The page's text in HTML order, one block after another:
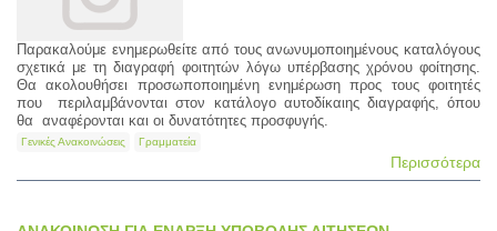
Παρακαλούμε ενημερωθείτε από τους ανωνυμοποιημένους καταλόγους
σχετικά με τη διαγραφή φοιτητών λόγω υπέρβασης χρόνου φοίτησης.
Θα ακολουθήσει προσωποποιημένη ενημέρωση προς τους φοιτητές
που περιλαμβάνονται στον κατάλογο αυτοδίκαιης διαγραφής, όπου
θα αναφέρονται και οι δυνατότητες προσφυγής.
Γενικές Ανακοινώσεις Γραμματεία
Περισσότερα